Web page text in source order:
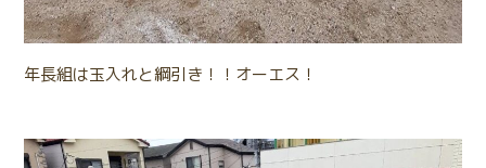
年長組は玉入れと綱引き！！オーエス！